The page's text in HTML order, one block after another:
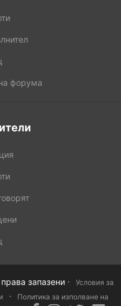
форума
запазени ·
Условия за
· Политика за изполване на